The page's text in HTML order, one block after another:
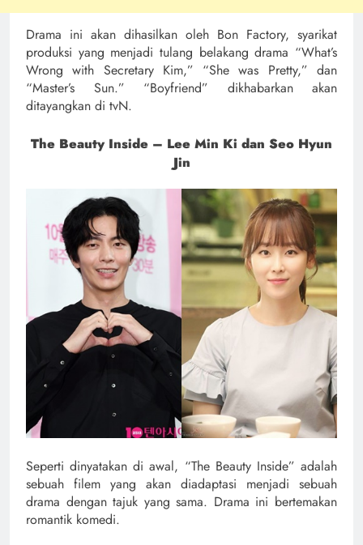
Drama ini akan dihasilkan oleh Bon Factory, syarikat
produksi yang menjadi tulang belakang drama “What’s
Wrong with Secretary Kim,” “She was Pretty,” dan
“Master’s Sun.” “Boyfriend” dikhabarkan akan
ditayangkan di tvN.
The Beauty Inside – Lee Min Ki dan Seo Hyun
Jin
Seperti dinyatakan di awal, “The Beauty Inside” adalah
sebuah filem yang akan diadaptasi menjadi sebuah
drama dengan tajuk yang sama. Drama ini bertemakan
romantik komedi.